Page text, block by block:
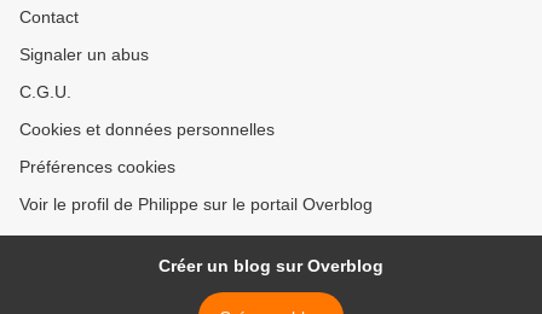
Contact
Signaler un abus
C.G.U.
Cookies et données personnelles
Préférences cookies
Voir le profil de Philippe sur le portail Overblog
Créer un blog sur Overblog